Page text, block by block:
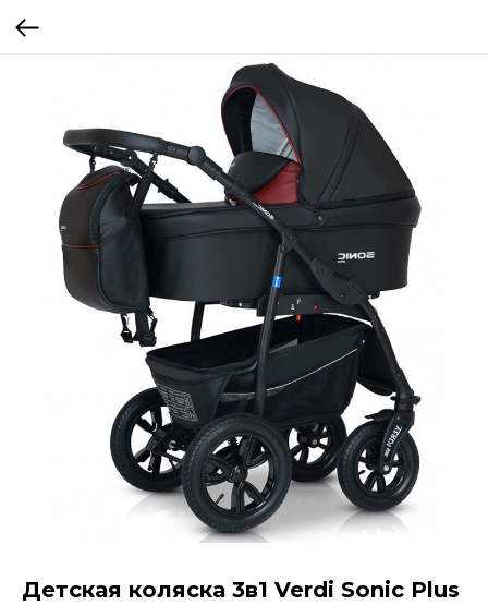
Детская коляска 3в1 Verdi Sonic Plus